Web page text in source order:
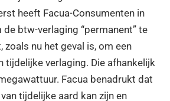
heeft Facua-Consumenten in
btw-verlaging “permanent” te
zoals nu het geval is, om een
tijdelijke verlaging. Die afhankelijk
Facua benadrukt dat
tijdelijke aard kan zijn en